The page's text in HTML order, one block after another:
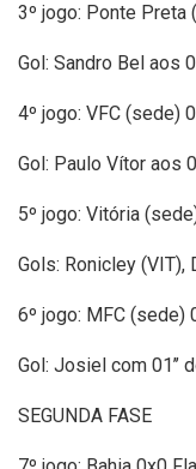
3º jogo: Ponte Preta
Gol: Sandro Bel aos
4º jogo: VFC (sede)
Gol: Paulo Vítor aos
5º jogo: Vitória
Gols: Ronicley (VIT),
6º jogo: MFC (sede)
Gol: Josiel com 01’’
SEGUNDA FASE